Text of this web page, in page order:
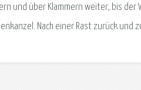
und über Klammern weiter, bis der
Nach einer Rast zurück und